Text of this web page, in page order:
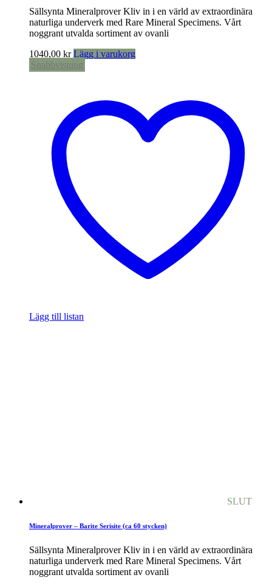
Sällsynta Mineralprover Kliv in i en värld av extraordinära
naturliga underverk med Rare Mineral Specimens. Vårt
noggrant utvalda sortiment av ovanli
1040,00 kr Lägg i varukorg
Snabbvisning
Lägg till listan
SLUT
Mineralprover – Barite Serisite (ca 60 stycken)
Sällsynta Mineralprover Kliv in i en värld av extraordinära
naturliga underverk med Rare Mineral Specimens. Vårt
noggrant utvalda sortiment av ovanli